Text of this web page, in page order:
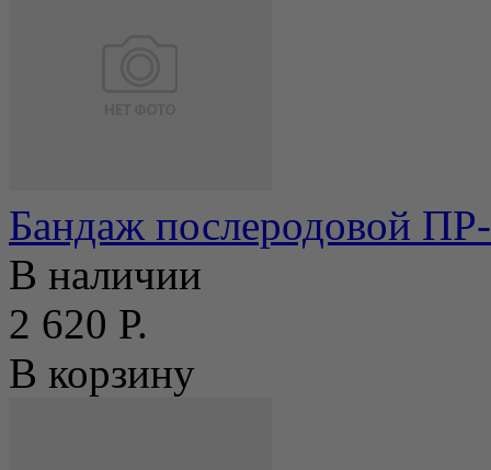
Бандаж послеродовой
В наличии
2 620 Р.
В корзину